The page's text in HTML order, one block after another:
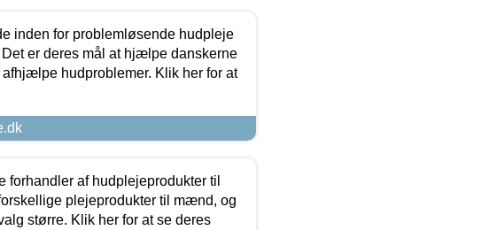
inden for problemløsende hudpleje
er deres mål at hjælpe danskerne
hudproblemer. Klik her for at
forhandler af hudplejeprodukter til
plejeprodukter til mænd, og
større. Klik her for at se deres